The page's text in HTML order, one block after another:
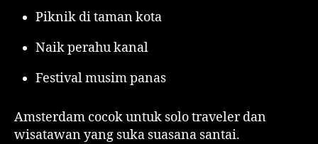
Piknik di taman kota
Naik perahu kanal
Festival musim panas
Amsterdam cocok untuk solo traveler dan
wisatawan yang suka suasana santai.